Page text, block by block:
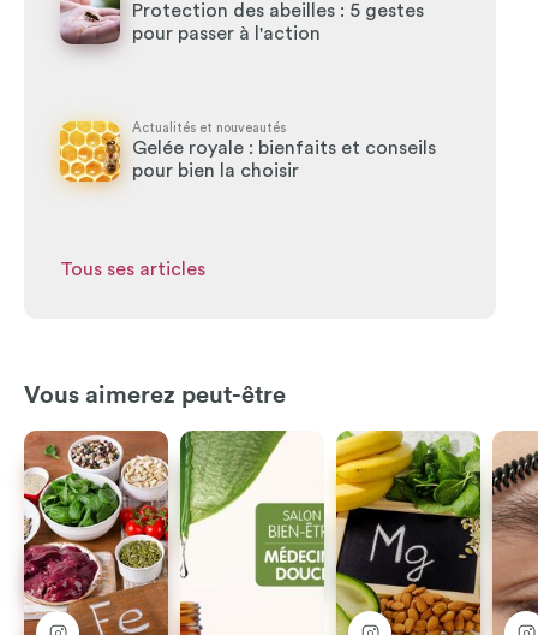
Protection des abeilles : 5 gestes
pour passer à l'action
Actualités et nouveautés
Gelée royale : bienfaits et conseils
pour bien la choisir
Tous ses articles
Vous aimerez peut-être